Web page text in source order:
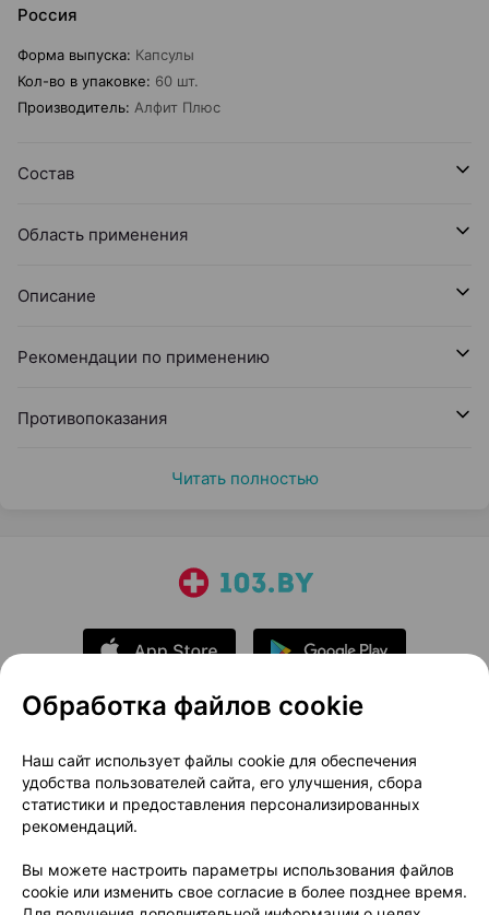
Россия
Форма выпуска: Капсулы
Кол-во в упаковке: 60 шт.
Производитель: Алфит Плюс
Состав
Область применения
Описание
Рекомендации по применению
Противопоказания
Читать полностью
О проекте
Новости проекта
Размещение рекламы
Медицинский маркетинг
Публичный договор
Доставка
Способы оплаты
Вакансии
Партнеры
Написать руководителю 103.by
Обработка файлов cookie
Наш сайт использует файлы cookie для обеспечения
удобства пользователей сайта, его улучшения, сбора
статистики и предоставления персонализированных
рекомендаций.
Вы можете настроить параметры использования файлов
cookie или изменить свое согласие в более позднее время.